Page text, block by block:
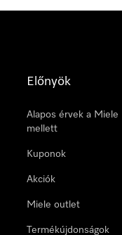
Előnyök
Alapos érvek a Miele
mellett
Kuponok
Akciók
Miele outlet
Termékújdonságok